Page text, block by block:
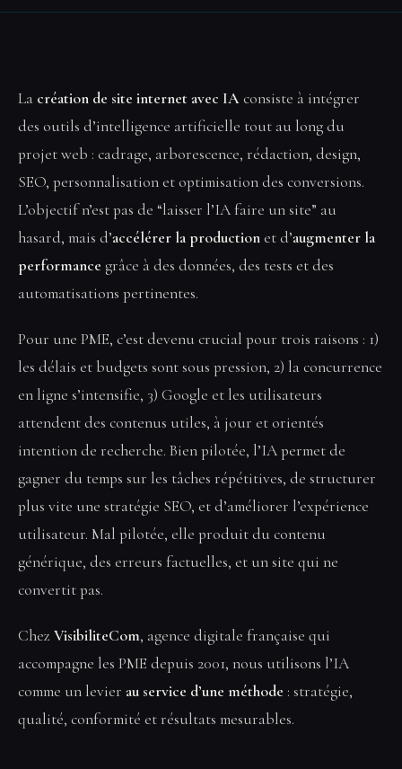
La création de site internet avec IAconsiste à intégrer
des outils d’intelligence artificielle tout au long du
projet web : cadrage, arborescence, rédaction, design,
SEO, personnalisation et optimisation des conversions.
L’objectif n’est pas de “laisser l’IA faire un site” au
hasard, mais d’accélérer la productionet d’augmenter la
performance grâce à des données, des tests et des
automatisations pertinentes.
Pour une PME, c’est devenu crucial pour trois raisons : 1)
les délais et budgets sont sous pression, 2) la concurrence
en ligne s’intensifie, 3) Google et les utilisateurs
attendent des contenus utiles, à jour et orientés
intention de recherche. Bien pilotée, l’IA permet de
gagner du temps sur les tâches répétitives, de structurer
plus vite une stratégie SEO, et d’améliorer l’expérience
utilisateur. Mal pilotée, elle produit du contenu
générique, des erreurs factuelles, et un site qui ne
convertit pas.
Chez VisibiliteCom, agence digitale française qui
accompagne les PME depuis 2001, nous utilisons l’IA
comme un levier au service d’une méthode : stratégie,
qualité, conformité et résultats mesurables.